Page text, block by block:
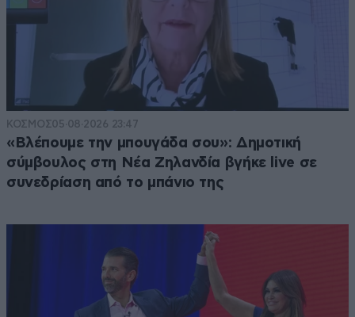
ΚΟΣΜΟΣ05·08·2026 23:47
«Βλέπουμε την μπουγάδα σου»: Δημοτική
σύμβουλος στη Νέα Ζηλανδία βγήκε live σε
συνεδρίαση από το μπάνιο της